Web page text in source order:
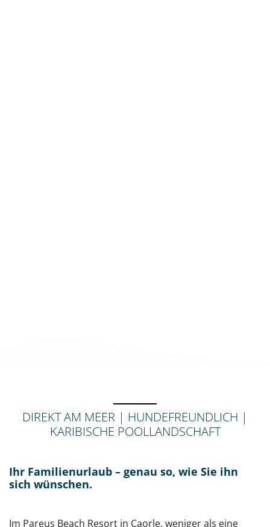
DIREKT AM MEER | HUNDEFREUNDLICH |
KARIBISCHE POOLLANDSCHAFT
Ihr Familienurlaub – genau so, wie Sie ihn
sich wünschen.
Im Pareus Beach Resort in Caorle, weniger als eine